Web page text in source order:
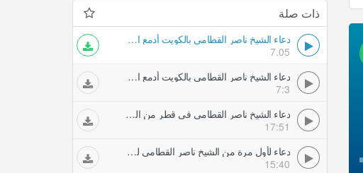
ذات صلة
دعاء الشيخ ناصر القطامي بالكويت أدمع العيون وأبكى القلوبيا رحمان ارحمنا ليله رمضان مونتاج زيد صوافطه
7.05
دعاء الشيخ ناصر القطامي بالكويت أدمع العيون وأبكى القلوبيا رحمان ارحمنا ليله رمضان مونتاج زيد صوافطه
7:3
دعاء الشيخ ناصر القطامي في قطر من الليلة من رمضان بكى وأبكى من في المسجد
17:51
دعاء لأول مرة من الشيخ ناصر القطامي ليلة سابع رمضان اللهم استجب لنا يارب مونتاج ورثان الجنان
15:40